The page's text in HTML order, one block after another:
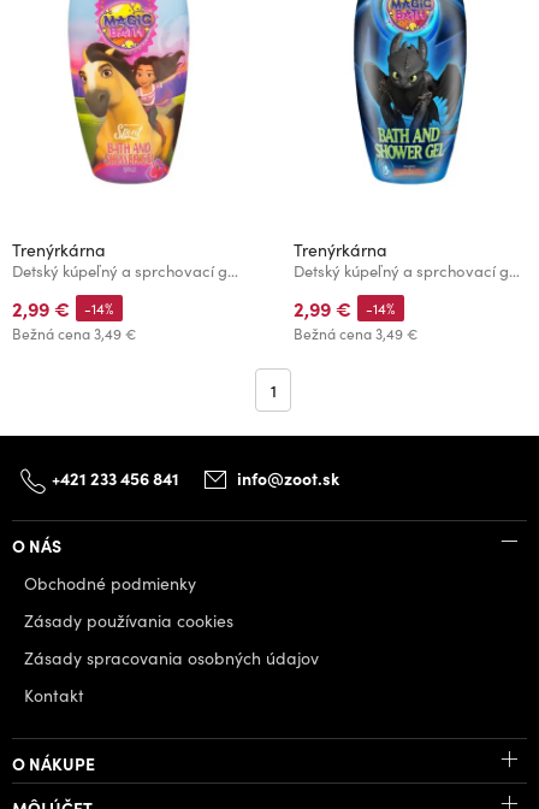
Trenýrkárna
Detský kúpeľný a sprchovací gél Spirit 200 ml
2,99 €
Bežná cena3,49 €
-14%
Trenýrkárna
Detský kúpeľný a sprchovací gél Ako si vycvičiť draka 200 ml
2,99 €
Bežná cena3,49 €
-14%
1
+421 233 456 841 info@zoot.sk
O NÁS
Obchodné podmienky
Zásady používania cookies
Zásady spracovania osobných údajov
Kontakt
O NÁKUPE